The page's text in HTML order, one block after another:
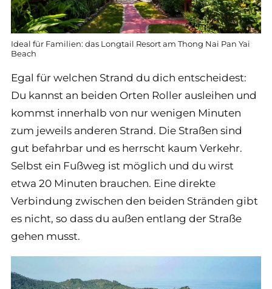
Ideal für Familien: das Longtail Resort am Thong Nai Pan Yai
Beach
Egal für welchen Strand du dich entscheidest:
Du kannst an beiden Orten Roller ausleihen und
kommst innerhalb von nur wenigen Minuten
zum jeweils anderen Strand. Die Straßen sind
gut befahrbar und es herrscht kaum Verkehr.
Selbst ein Fußweg ist möglich und du wirst
etwa 20 Minuten brauchen. Eine direkte
Verbindung zwischen den beiden Stränden gibt
es nicht, so dass du außen entlang der Straße
gehen musst.